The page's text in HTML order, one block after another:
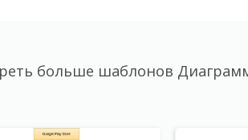
больше шаблонов